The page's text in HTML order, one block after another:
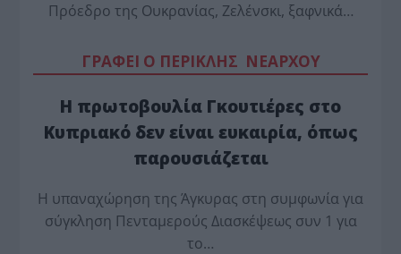
Πρόεδρο της Ουκρανίας, Ζελένσκι, ξαφνικά…
ΓΡΑΦΕΙ Ο ΠΕΡΙΚΛΗΣ ΝΕΑΡΧΟΥ
Η πρωτοβουλία Γκουτιέρες στο
Κυπριακό δεν είναι ευκαιρία, όπως
παρουσιάζεται
Η υπαναχώρηση της Άγκυρας στη συμφωνία για
σύγκληση Πενταμερούς Διασκέψεως συν 1 για
το…